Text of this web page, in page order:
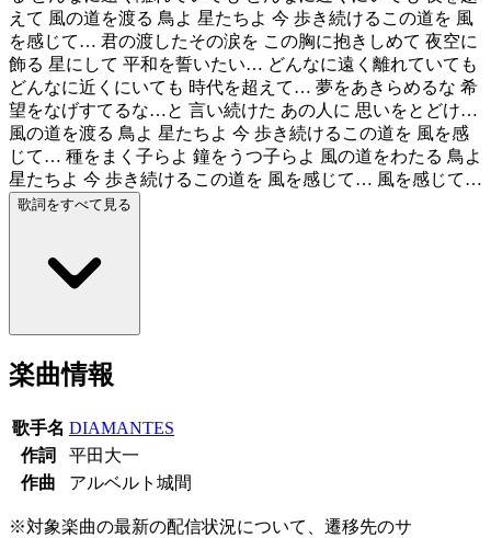
えて 風の道を渡る 鳥よ 星たちよ 今 歩き続けるこの道を 風
を感じて… 君の渡したその涙を この胸に抱きしめて 夜空に
飾る 星にして 平和を誓いたい… どんなに遠く離れていても
どんなに近くにいても 時代を超えて… 夢をあきらめるな 希
望をなげすてるな…と 言い続けた あの人に 思いをとどけ…
風の道を渡る 鳥よ 星たちよ 今 歩き続けるこの道を 風を感
じて… 種をまく子らよ 鐘をうつ子らよ 風の道をわたる 鳥よ
星たちよ 今 歩き続けるこの道を 風を感じて… 風を感じて…
歌詞をすべて見る
楽曲情報
歌手名 DIAMANTES
作詞
平田大一
作曲
アルベルト城間
※対象楽曲の最新の配信状況について、遷移先のサ